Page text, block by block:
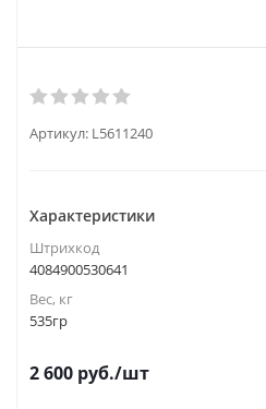
Артикул: L5611240
Характеристики
Штрихкод
4084900530641
Вес, кг
535гр
2 600 руб./шт